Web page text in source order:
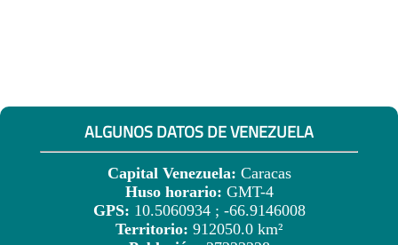
ALGUNOS DATOS DE VENEZUELA
Capital Venezuela: Caracas
Huso horario: GMT-4
GPS: 10.5060934 ; -66.9146008
Territorio: 912050.0 km²